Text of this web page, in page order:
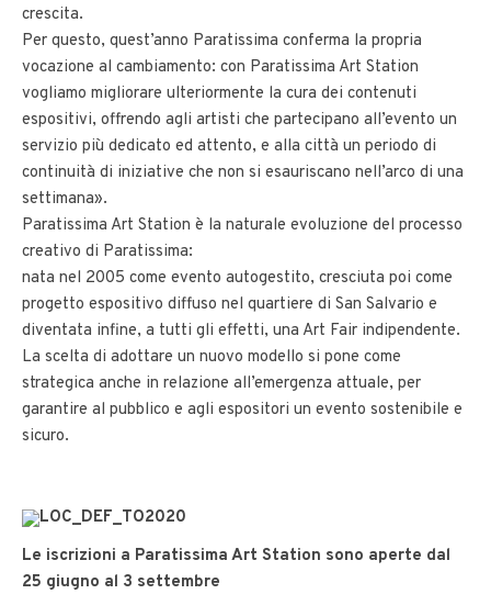
crescita.
Per questo, quest’anno Paratissima conferma la propria
vocazione al cambiamento: con Paratissima Art Station
vogliamo migliorare ulteriormente la cura dei contenuti
espositivi, offrendo agli artisti che partecipano all’evento un
servizio più dedicato ed attento, e alla città un periodo di
continuità di iniziative che non si esauriscano nell’arco di una
settimana».
Paratissima Art Station è la naturale evoluzione del processo
creativo di Paratissima:
nata nel 2005 come evento autogestito, cresciuta poi come
progetto espositivo diffuso nel quartiere di San Salvario e
diventata infine, a tutti gli effetti, una Art Fair indipendente.
La scelta di adottare un nuovo modello si pone come
strategica anche in relazione all’emergenza attuale, per
garantire al pubblico e agli espositori un evento sostenibile e
sicuro.
Le iscrizioni a Paratissima Art Station sono aperte dal
25 giugno al 3 settembre